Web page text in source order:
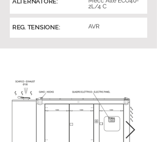
2L/4 C
REG. TENSIONE: AVR